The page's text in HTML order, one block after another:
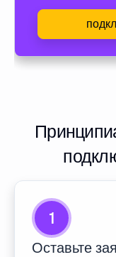
1
Оставьте